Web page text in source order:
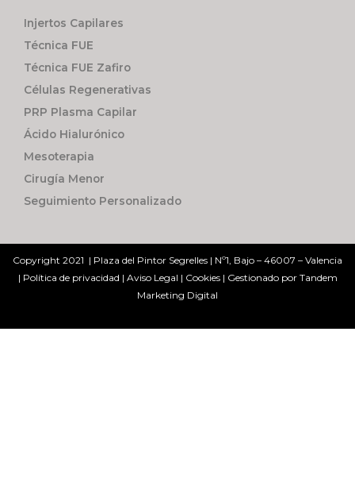
Injertos Capilares
Técnica FUE
Técnica FUE Zafiro
Células Regenerativas
PRP Plasma Capilar
Ácido Hialurónico
Mesoterapia
Cirugía Menor
Seguimiento Personalizado
Copyright 2021 | Plaza del Pintor Segrelles | Nº1, Bajo – 46007 – Valencia
| Política de privacidad | Aviso Legal | Cookies | Gestionado por Tandem
Marketing Digital